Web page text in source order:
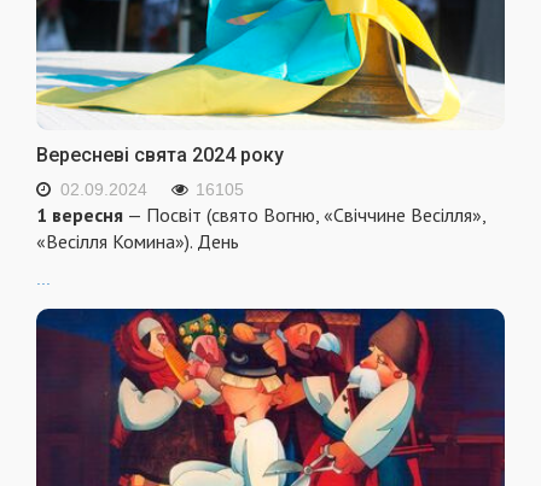
Вересневі свята 2024 року
02.09.2024 16105
1 вересня — Посвіт (свято Вогню, «Свіччине Весілля»,
«Весілля Комина»). День
...